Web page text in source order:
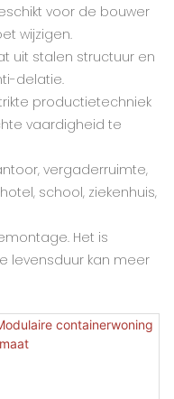
voor de bouwer
wijzigen.
uit stalen structuur en
delatie.
productietechniek
vaardigheid te
vergaderruimte,
school, ziekenhuis,
Het is
levensduur kan meer